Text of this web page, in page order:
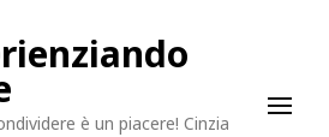
è un piacere! Cinzia